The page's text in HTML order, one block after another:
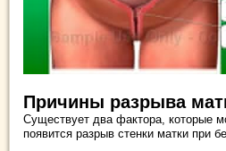
Причины разрыва
Существует два фактора, которые
появится разрыв стенки матки при